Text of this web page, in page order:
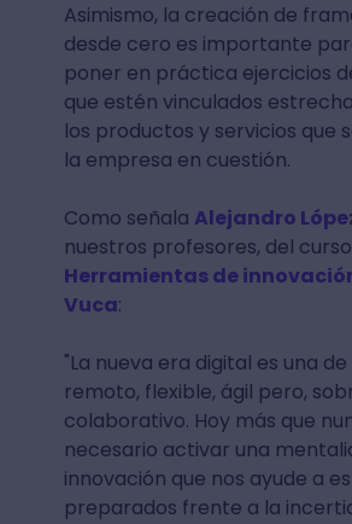
Asimismo, la creación de
desde cero es importante
poner en práctica ejercicios
que estén vinculados
los productos y servicios que
la empresa en cuestión.
Como señala Alejandro
nuestros profesores, del
Herramientas de
Vuca:
"La nueva era digital es una
remoto, flexible, ágil pero,
colaborativo. Hoy más que
necesario activar una
innovación que nos ayude a
preparados frente a la